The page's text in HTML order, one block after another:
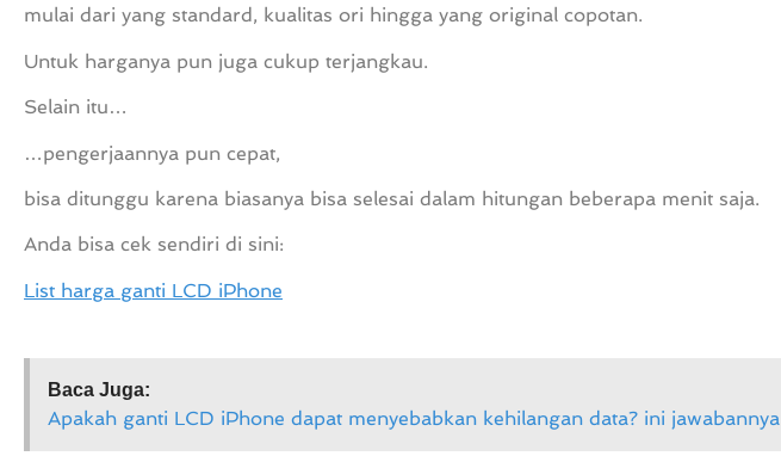
mulai dari yang standard, kualitas ori hingga yang original copotan.
Untuk harganya pun juga cukup terjangkau.
Selain itu…
…pengerjaannya pun cepat,
bisa ditunggu karena biasanya bisa selesai dalam hitungan beberapa menit saja.
Anda bisa cek sendiri di sini:
List harga ganti LCD iPhone
Baca Juga:
Apakah ganti LCD iPhone dapat menyebabkan kehilangan data? ini jawabannya